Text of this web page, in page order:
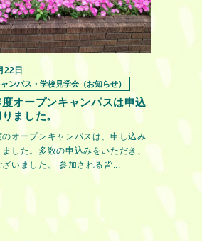
22日
ンパス・学校見学会（お知らせ）
オープンキャンパスは申込
ました。
オープンキャンパスは、申し込み
した。多数の申込みをいただき、
いました。 参加される皆...